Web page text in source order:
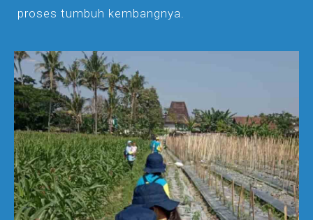
proses tumbuh kembangnya.